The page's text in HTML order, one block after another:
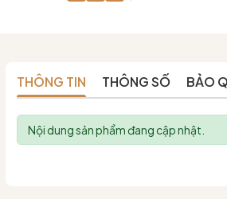
THÔNG TIN THÔNG SỐ BẢO
Nội dung sản phẩm đang cập nhật.